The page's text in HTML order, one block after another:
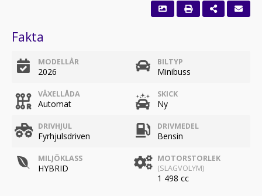
Fakta
MODELLÅR
2026
BILTYP
Minibuss
VÄXELLÅDA
Automat
SKICK
Ny
DRIVHJUL
Fyrhjulsdriven
DRIVMEDEL
Bensin
MILJÖKLASS
HYBRID
MOTORSTORLEK
(SLAGVOLYM)
1 498 cc